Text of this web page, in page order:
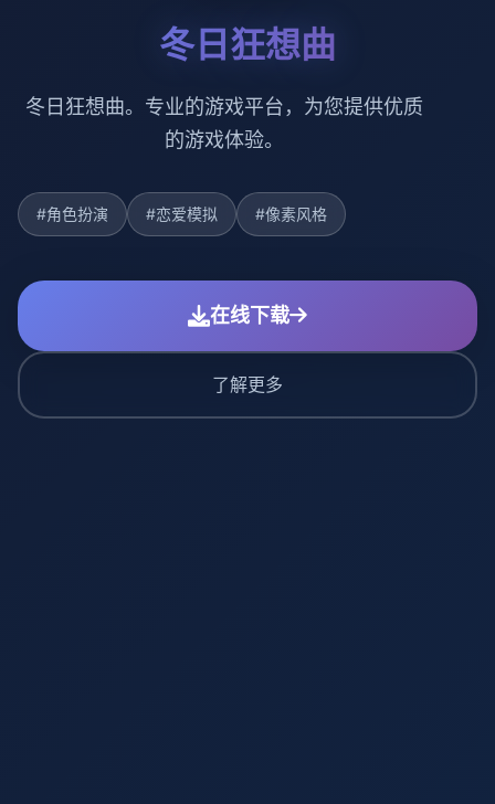
冬日狂想曲
冬日狂想曲。专业的游戏平台，为您提供优质
的游戏体验。
#角色扮演 #恋爱模拟 #像素风格
在线下载
了解更多